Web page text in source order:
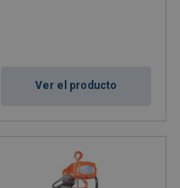
Ver el producto